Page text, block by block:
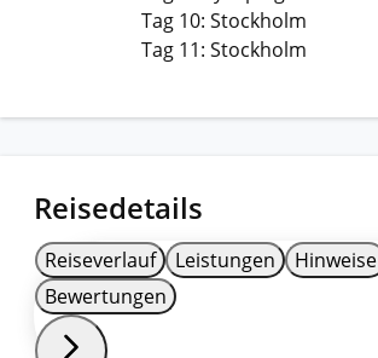
Tag 10: Stockholm
Tag 11: Stockholm
Reisedetails
Reiseverlauf Leistungen
Hinweise
Bewertungen